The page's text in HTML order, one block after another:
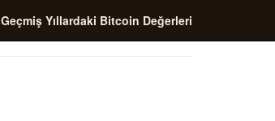
Geçmiş Yıllardaki Bitcoin Değerleri